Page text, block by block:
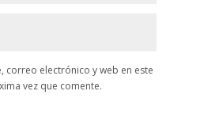
correo electrónico y web en este
vez que comente.